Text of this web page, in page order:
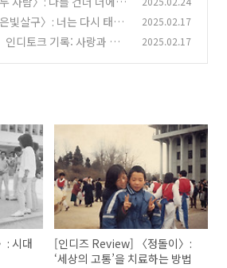
빛살구〉: 너는 다시 태어
(0)
2025.02.17
디토크 기록: 사랑과 돌
2025.02.17
: 시대
[인디즈 Review] 〈정돌이〉:
‘세상의 고통’을 치료하는 방법